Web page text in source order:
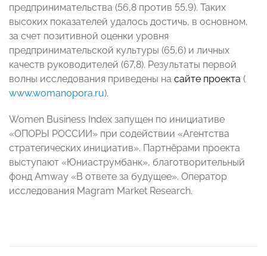
предпринимательства (56,8 против 55,9). Таких
высоких показателей удалось достичь, в основном,
за счет позитивной оценки уровня
предпринимательской культуры (65,6) и личных
качеств руководителей (67,8). Результаты первой
волны исследования приведены на сайте проекта (
www.womаnopora.ru).
Women Business Index запущен по инициативе
«ОПОРЫ РОССИИ» при содействии «Агентства
стратегических инициатив». Партнёрами проекта
выступают «Юниаструмбанк», благотворительный
фонд Amway «В ответе за будущее». Оператор
исследования Magram Market Research.